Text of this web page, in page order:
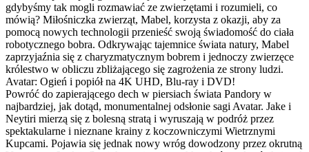
gdybyśmy tak mogli rozmawiać ze zwierzętami i rozumieli, co
mówią? Miłośniczka zwierząt, Mabel, korzysta z okazji, aby za
pomocą nowych technologii przenieść swoją świadomość do ciała
robotycznego bobra. Odkrywając tajemnice świata natury, Mabel
zaprzyjaźnia się z charyzmatycznym bobrem i jednoczy zwierzęce
królestwo w obliczu zbliżającego się zagrożenia ze strony ludzi.
Avatar: Ogień i popiół na 4K UHD, Blu-ray i DVD!
Powróć do zapierającego dech w piersiach świata Pandory w
najbardziej, jak dotąd, monumentalnej odsłonie sagi Avatar. Jake i
Neytiri mierzą się z bolesną stratą i wyruszają w podróż przez
spektakularne i nieznane krainy z koczowniczymi Wietrznymi
Kupcami. Pojawia się jednak nowy wróg dowodzony przez okrutną